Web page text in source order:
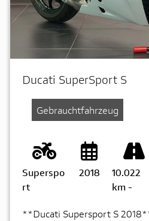
Ducati SuperSport S
Gebrauchtfahrzeug
Superspo
rt
2018
10.022
km -
**Ducati Supersport S